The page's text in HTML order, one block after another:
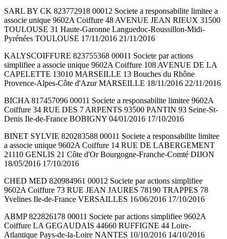
SARL BY CK 823772918 00012 Societe a responsabilite limitee a
associe unique 9602A Coiffure 48 AVENUE JEAN RIEUX 31500
TOULOUSE 31 Haute-Garonne Languedoc-Roussillon-Midi-
Pyrénées TOULOUSE 17/11/2016 21/11/2016
KALYSCOIFFURE 823755368 00011 Societe par actions
simplifiee a associe unique 9602A Coiffure 108 AVENUE DE LA
CAPELETTE 13010 MARSEILLE 13 Bouches du Rhône
Provence-Alpes-Côte d'Azur MARSEILLE 18/11/2016 22/11/2016
BICHA 817457096 00011 Societe a responsabilite limitee 9602A
Coiffure 34 RUE DES 7 ARPENTS 93500 PANTIN 93 Seine-St-
Denis Ile-de-France BOBIGNY 04/01/2016 17/10/2016
BINET SYLVIE 820283588 00011 Societe a responsabilite limitee
a associe unique 9602A Coiffure 14 RUE DE LABERGEMENT
21110 GENLIS 21 Côte d'Or Bourgogne-Franche-Comté DIJON
18/05/2016 17/10/2016
CHED MED 820984961 00012 Societe par actions simplifiee
9602A Coiffure 73 RUE JEAN JAURES 78190 TRAPPES 78
Yvelines Ile-de-France VERSAILLES 16/06/2016 17/10/2016
ABMP 822826178 00011 Societe par actions simplifiee 9602A
Coiffure LA GEGAUDAIS 44660 RUFFIGNE 44 Loire-
Atlantique Pays-de-la-Loire NANTES 10/10/2016 14/10/2016